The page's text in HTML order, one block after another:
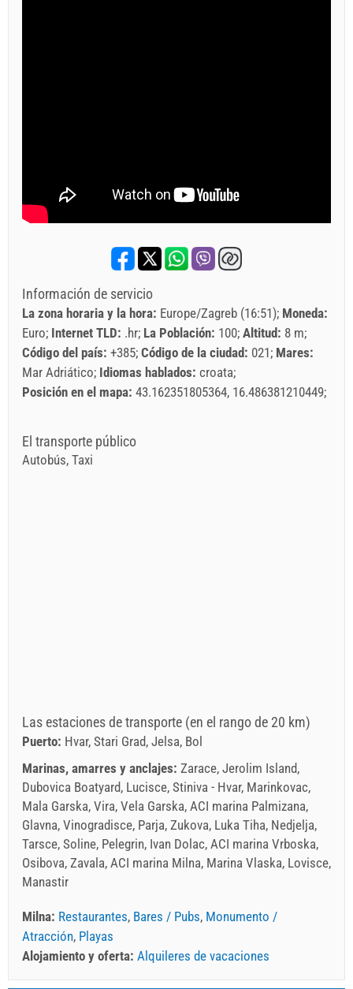
Información de servicio
La zona horaria y la hora: Europe/Zagreb (16:51) Moneda:
Euro Internet TLD: .hr La Población: 100 Altitud: 8 m
Código del país: +385 Código de la ciudad: 021 Mares:
Mar Adriático Idiomas hablados: croata
Posición en el mapa: 43.162351805364, 16.486381210449
El transporte público
Autobús, Taxi
Las estaciones de transporte (en el rango de 20 km)
Puerto: Hvar, Stari Grad, Jelsa, Bol
Marinas, amarres y anclajes: Zarace, Jerolim Island,
Dubovica Boatyard, Lucisce, Stiniva - Hvar, Marinkovac,
Mala Garska, Vira, Vela Garska, ACI marina Palmizana,
Glavna, Vinogradisce, Parja, Zukova, Luka Tiha, Nedjelja,
Tarsce, Soline, Pelegrin, Ivan Dolac, ACI marina Vrboska,
Osibova, Zavala, ACI marina Milna, Marina Vlaska, Lovisce,
Manastir
Milna: Restaurantes, Bares / Pubs, Monumento /
Atracción, Playas
Alojamiento y oferta: Alquileres de vacaciones